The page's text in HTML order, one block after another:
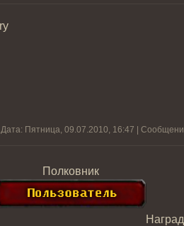
Дата: Пятница, 09.07.2010, 16:47 |
Полковник